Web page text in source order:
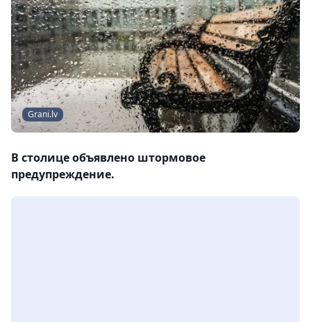
Grani.lv
В столице объявлено штормовое
предупреждение.